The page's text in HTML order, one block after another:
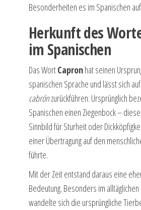
Besonderheiten es im Spanischen
Herkunft des
im Spanischen
Das WortCapronhat seinen
spanischen Sprache und lässt sich
cabrónzurückführen. Ursprünglich
Spanischen einen Ziegenbock –
Sinnbild für Sturheit oder
einer Übertragung auf den
führte.
Mit der Zeit entstand daraus eine
Bedeutung. Besonders im
wandelte sich die ursprüngliche